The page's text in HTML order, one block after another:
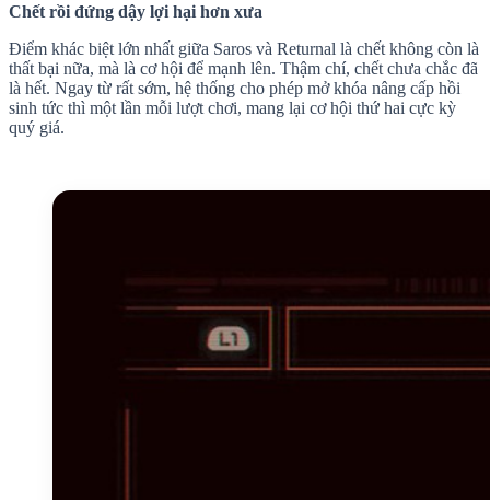
Chết rồi đứng dậy lợi hại hơn xưa
Điểm khác biệt lớn nhất giữa Saros và Returnal là chết không còn là
thất bại nữa, mà là cơ hội để mạnh lên. Thậm chí, chết chưa chắc đã
là hết. Ngay từ rất sớm, hệ thống cho phép mở khóa nâng cấp hồi
sinh tức thì một lần mỗi lượt chơi, mang lại cơ hội thứ hai cực kỳ
quý giá.